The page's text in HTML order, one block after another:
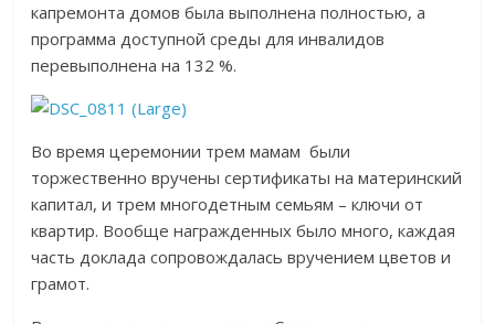
капремонта домов была выполнена полностью, а
программа доступной среды для инвалидов
перевыполнена на 132 %.
Во время церемонии трем мамам были
торжественно вручены сертификаты на материнский
капитал, и трем многодетным семьям – ключи от
квартир. Вообще награжденных было много, каждая
часть доклада сопровождалась вручением цветов и
грамот.